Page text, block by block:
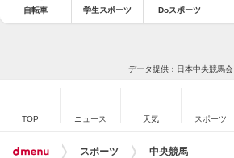
自転車 学生スポーツ Doスポーツ
データ提供：日本中央競馬会
TOP ニュース 天気 スポーツ
スポーツ 中央競馬